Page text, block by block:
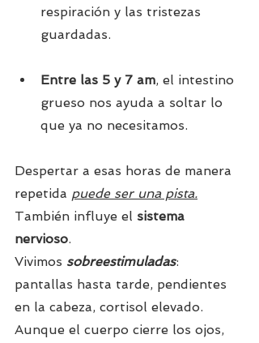
respiración y las tristezas
guardadas.
Entre las 5 y 7 am, el intestino
grueso nos ayuda a soltar lo
que ya no necesitamos.
Despertar a esas horas de manera
repetida puede ser una pista.
También influye el sistema
nervioso.
Vivimos sobreestimuladas:
pantallas hasta tarde, pendientes
en la cabeza, cortisol elevado.
Aunque el cuerpo cierre los ojos,